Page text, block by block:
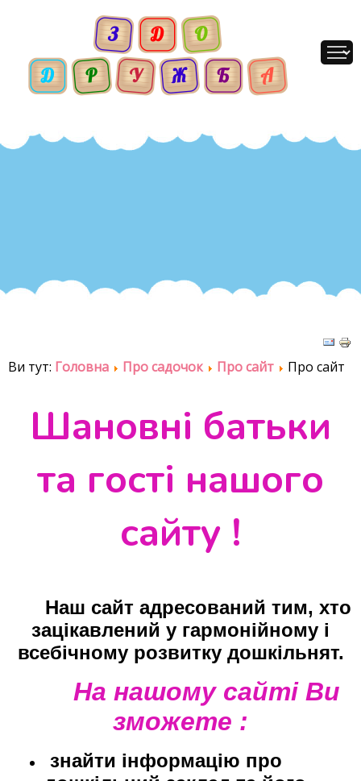
Ви тут: Головна Про садочок Про сайт Про сайт
Шановні батьки
та гості нашого
сайту !
Наш сайт адресований тим, хто
зацікавлений у гармонійному і
всебічному розвитку дошкільнят.
На нашому сайті Ви
зможете :
знайти інформацію про